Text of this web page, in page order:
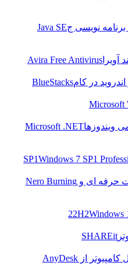
نویسی جJava SE
Avira Free Antivirus
در کامBlueStacks
ویندوزهاMicrosoft .NET
Windows 7 SP1
Nero Burning
Windows
SHAREit
از AnyDesk